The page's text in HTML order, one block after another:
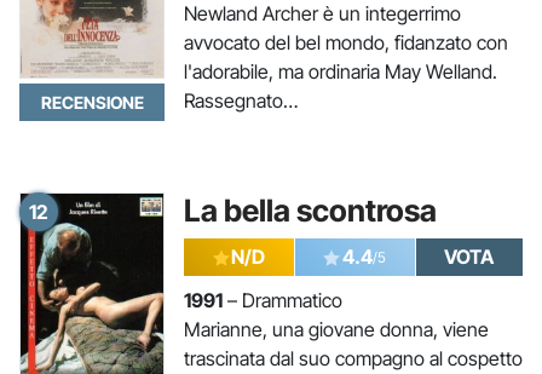
RECENSIONE
Newland Archer è un integerrimo
avvocato del bel mondo, fidanzato con
l'adorabile, ma ordinaria May Welland.
Rassegnato…
12 La bella scontrosa
N/D 4.4/5
VOTA
1991 – Drammatico
Marianne, una giovane donna, viene
trascinata dal suo compagno al cospetto